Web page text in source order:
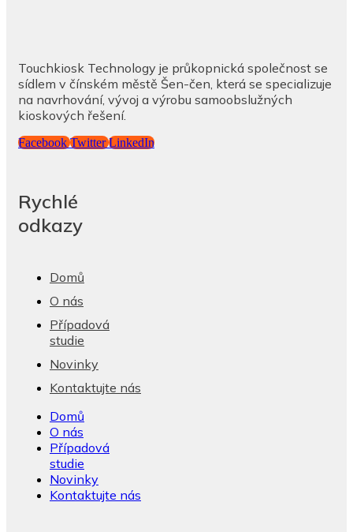
Touchkiosk Technology je průkopnická společnost se
sídlem v čínském městě Šen-čen, která se specializuje
na navrhování, vývoj a výrobu samoobslužných
kioskových řešení.
Facebook Twitter LinkedIn
Rychlé
odkazy
Domů
O nás
Případová
studie
Novinky
Kontaktujte nás
Domů
O nás
Případová
studie
Novinky
Kontaktujte nás